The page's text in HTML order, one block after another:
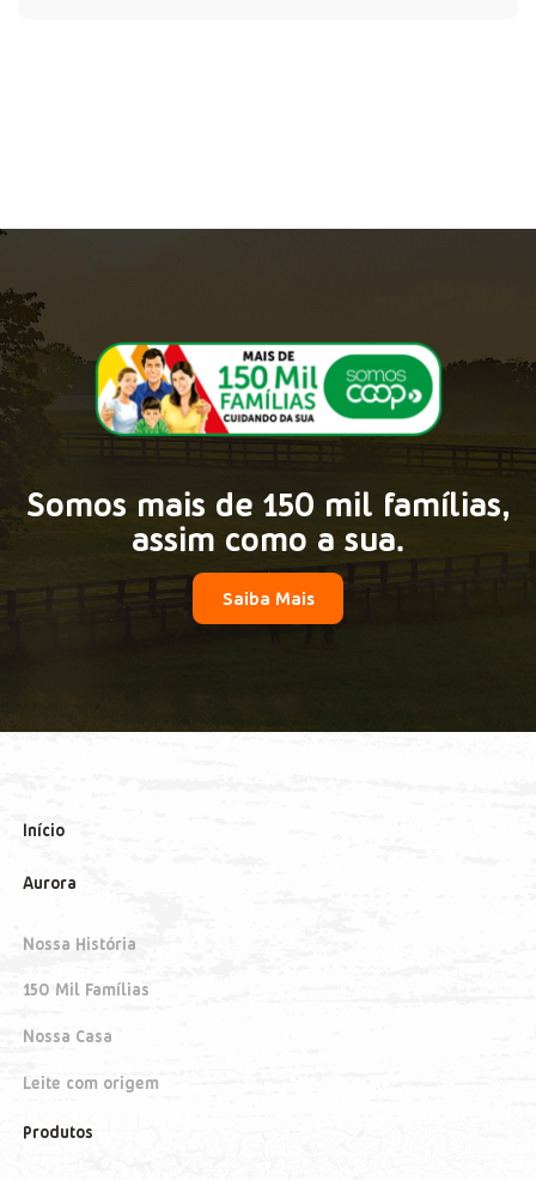
Somos mais de 150 mil famílias,
assim como a sua.
Saiba Mais
Início
Aurora
Nossa História
150 Mil Famílias
Nossa Casa
Leite com origem
Produtos